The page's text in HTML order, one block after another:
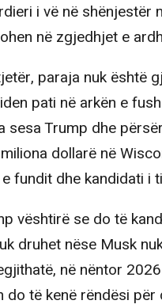
i vë në shënjestër
në zgjedhjet e
paraja nuk është
pati në arkën e
sesa Trump dhe
dollarë në
fundit dhe kandidati i
vështirë se do të
druhet nëse Musk
në nëntor
do të kenë rëndësi për